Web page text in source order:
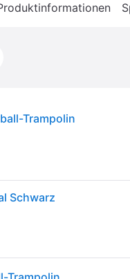
Trampolin
Schwarz